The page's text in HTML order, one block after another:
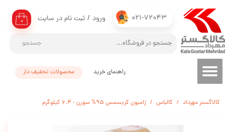
021-72043
جستجو
۰ ورود / ثبت نام در سایت
حساب کاربری من
تغییر گذر واژه
سفارشات
محصولات تحفیف دار راهنمای خرید
کالاگستر مهرداد کالباس ژامبون کریسمس 95% سورن - 6.4 کیلوگرم